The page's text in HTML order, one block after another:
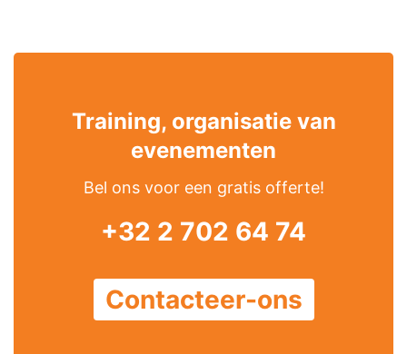
Training, organisatie van
evenementen
Bel ons voor een gratis offerte!
+32 2 702 64 74
Contacteer-ons